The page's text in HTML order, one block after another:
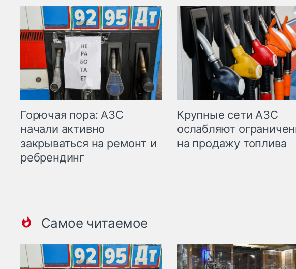
Горючая пора: АЗС
начали активно
закрываться на ремонт и
ребрендинг
Крупные сети АЗС
ослабляют
на продажу топлива
Самое читаемое